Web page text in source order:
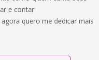
e contar
quero me dedicar mais